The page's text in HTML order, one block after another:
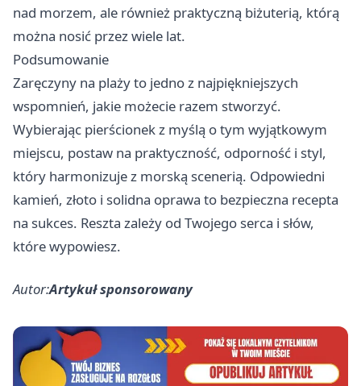
nad morzem, ale również praktyczną biżuterią, którą
można nosić przez wiele lat.
Podsumowanie
Zaręczyny na plaży to jedno z najpiękniejszych
wspomnień, jakie możecie razem stworzyć.
Wybierając pierścionek z myślą o tym wyjątkowym
miejscu, postaw na praktyczność, odporność i styl,
który harmonizuje z morską scenerią. Odpowiedni
kamień, złoto i solidna oprawa to bezpieczna recepta
na sukces. Reszta zależy od Twojego serca i słów,
które wypowiesz.
Autor:Artykuł sponsorowany